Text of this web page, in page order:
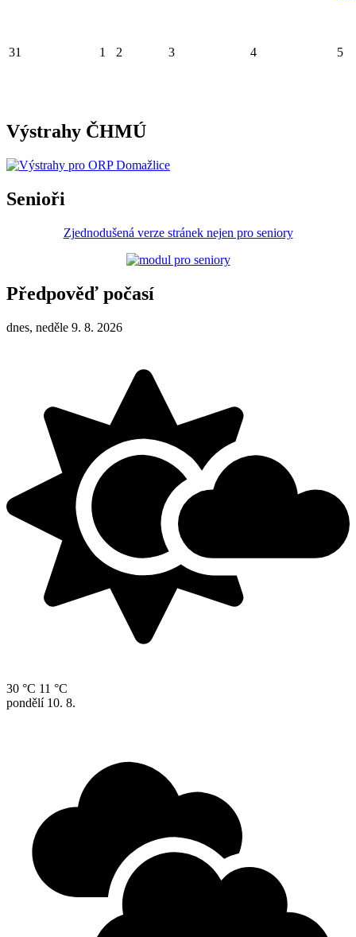
31 1 2 3 4 5
Výstrahy ČHMÚ
Senioři
Zjednodušená verze stránek nejen pro seniory
Předpověď počasí
dnes, neděle 9. 8. 2026
30 °C 11 °C
pondělí 10. 8.